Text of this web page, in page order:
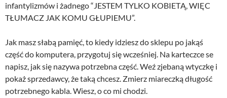
infantylizmów i żadnego “JESTEM TYLKO KOBIETĄ, WIĘC
TŁUMACZ JAK KOMU GŁUPIEMU”.
Jak masz słabą pamięć, to kiedy idziesz do sklepu po jakąś
część do komputera, przygotuj się wcześniej. Na karteczce se
napisz, jak się nazywa potrzebna część. Weź zjebaną wtyczkę i
pokaż sprzedawcy, że taką chcesz. Zmierz miareczką długość
potrzebnego kabla. Wiesz, o co mi chodzi.